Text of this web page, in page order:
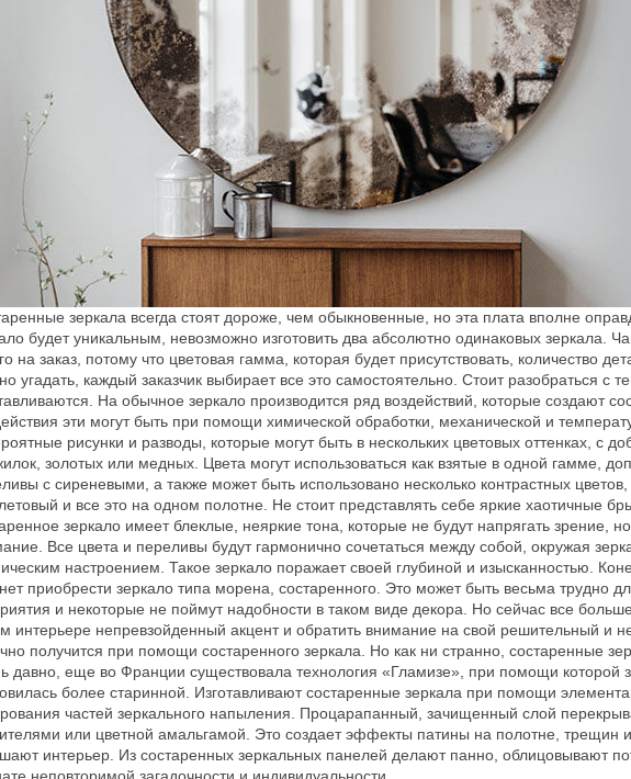
зеркала всегда стоят дороже, чем обыкновенные, но эта плата вполне
будет уникальным, невозможно изготовить два абсолютно одинаковых зеркала.
на заказ, потому что цветовая гамма, которая будет присутствовать, количество
угадать, каждый заказчик выбирает все это самостоятельно. Стоит разобраться с
На обычное зеркало производится ряд воздействий, которые создают
эти могут быть при помощи химической обработки, механической и
рисунки и разводы, которые могут быть в нескольких цветовых оттенках, с
золотых или медных. Цвета могут использоваться как взятые в одной гамме,
с сиреневыми, а также может быть использовано несколько контрастных
и все это на одном полотне. Не стоит представлять себе яркие хаотичные
зеркало имеет блеклые, неяркие тона, которые не будут напрягать зрение,
Все цвета и переливы будут гармонично сочетаться между собой, окружая
настроением. Такое зеркало поражает своей глубиной и изысканностью.
приобрести зеркало типа морена, состаренного. Это может быть весьма трудно
и некоторые не поймут надобности в таком виде декора. Но сейчас все
интерьере непревзойденный акцент и обратить внимание на свой решительный и
получится при помощи состаренного зеркала. Но как ни странно, состаренные
давно, еще во Франции существовала технология «Гламизе», при помощи которой
более старинной. Изготавливают состаренные зеркала при помощи
частей зеркального напыления. Процарапанный, зачищенный слой
или цветной амальгамой. Это создает эффекты патины на полотне, трещин и
интерьер. Из состаренных зеркальных панелей делают панно, облицовывают